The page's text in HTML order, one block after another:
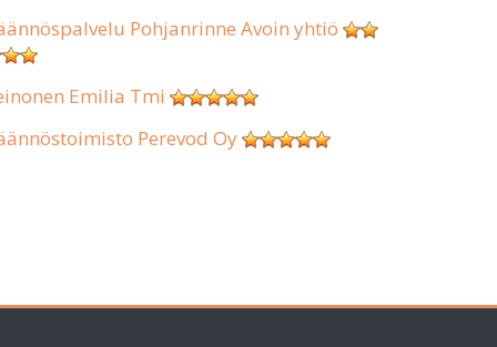
Pohjanrinne Avoin yhtiö
Emilia Tmi
Perevod Oy